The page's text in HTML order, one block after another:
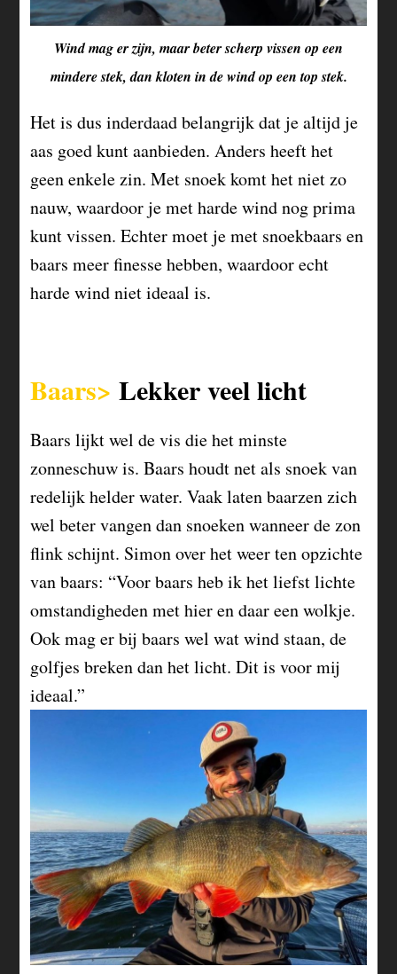
Wind mag er zijn, maar beter scherp vissen op een
mindere stek, dan kloten in de wind op een top stek.
Het is dus inderdaad belangrijk dat je altijd je
aas goed kunt aanbieden. Anders heeft het
geen enkele zin. Met snoek komt het niet zo
nauw, waardoor je met harde wind nog prima
kunt vissen. Echter moet je met snoekbaars en
baars meer finesse hebben, waardoor echt
harde wind niet ideaal is.
Baars>Lekker veel licht
Baars lijkt wel de vis die het minste
zonneschuw is. Baars houdt net als snoek van
redelijk helder water. Vaak laten baarzen zich
wel beter vangen dan snoeken wanneer de zon
flink schijnt. Simon over het weer ten opzichte
van baars: “Voor baars heb ik het liefst lichte
omstandigheden met hier en daar een wolkje.
Ook mag er bij baars wel wat wind staan, de
golfjes breken dan het licht. Dit is voor mij
ideaal.”